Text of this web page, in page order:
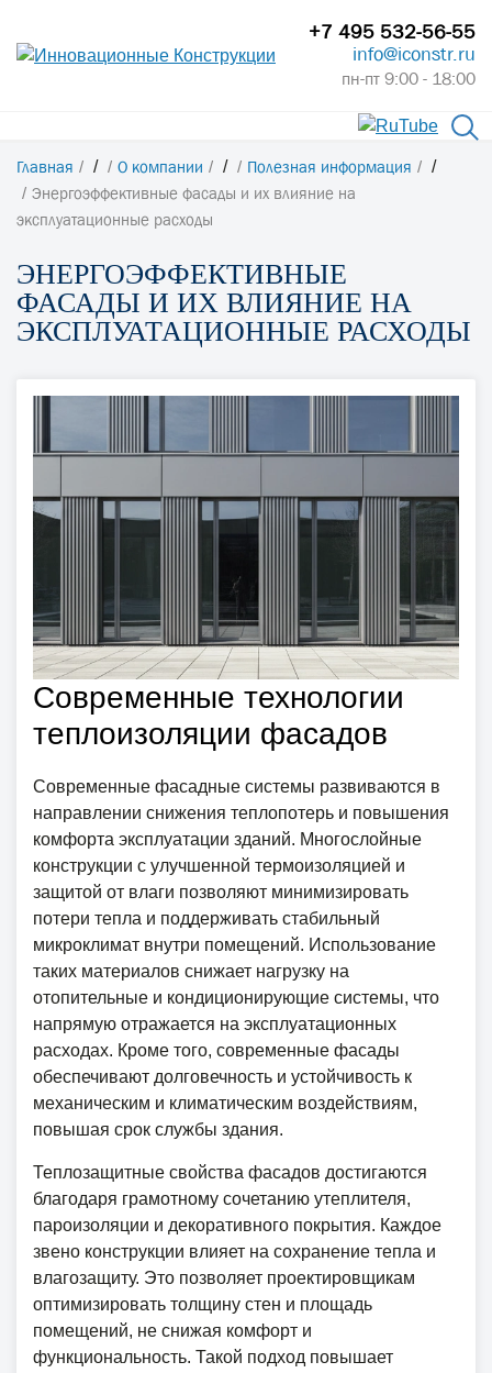
+7 495 532-56-55
info@iconstr.ru
пн-пт 9:00 - 18:00
Главная / О компании / Полезная информация
/
Энергоэффективные фасады и их влияние на
эксплуатационные расходы
ЭНЕРГОЭФФЕКТИВНЫЕ
ФАСАДЫ И ИХ ВЛИЯНИЕ НА
ЭКСПЛУАТАЦИОННЫЕ РАСХОДЫ
Современные технологии
теплоизоляции фасадов
Современные фасадные системы развиваются в
направлении снижения теплопотерь и повышения
комфорта эксплуатации зданий. Многослойные
конструкции с улучшенной термоизоляцией и
защитой от влаги позволяют минимизировать
потери тепла и поддерживать стабильный
микроклимат внутри помещений. Использование
таких материалов снижает нагрузку на
отопительные и кондиционирующие системы, что
напрямую отражается на эксплуатационных
расходах. Кроме того, современные фасады
обеспечивают долговечность и устойчивость к
механическим и климатическим воздействиям,
повышая срок службы здания.
Теплозащитные свойства фасадов достигаются
благодаря грамотному сочетанию утеплителя,
пароизоляции и декоративного покрытия. Каждое
звено конструкции влияет на сохранение тепла и
влагозащиту. Это позволяет проектировщикам
оптимизировать толщину стен и площадь
помещений, не снижая комфорт и
функциональность. Такой подход повышает